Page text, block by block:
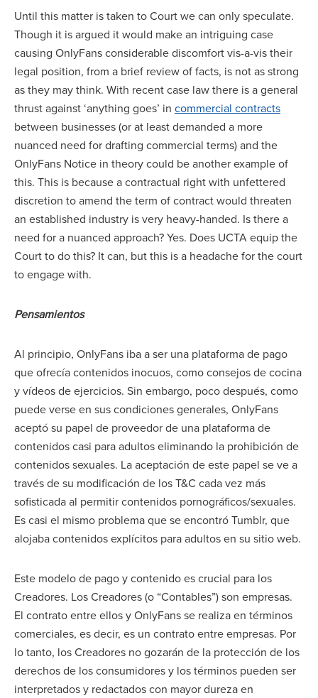
Until this matter is taken to Court we can only speculate.
Though it is argued it would make an intriguing case
causing OnlyFans considerable discomfort vis-a-vis their
legal position, from a brief review of facts, is not as strong
as they may think. With recent case law there is a general
thrust against ‘anything goes’ in commercial contracts
between businesses (or at least demanded a more
nuanced need for drafting commercial terms) and the
OnlyFans Notice in theory could be another example of
this. This is because a contractual right with unfettered
discretion to amend the term of contract would threaten
an established industry is very heavy-handed. Is there a
need for a nuanced approach? Yes. Does UCTA equip the
Court to do this? It can, but this is a headache for the court
to engage with.
Pensamientos
Al principio, OnlyFans iba a ser una plataforma de pago
que ofrecía contenidos inocuos, como consejos de cocina
y vídeos de ejercicios. Sin embargo, poco después, como
puede verse en sus condiciones generales, OnlyFans
aceptó su papel de proveedor de una plataforma de
contenidos casi para adultos eliminando la prohibición de
contenidos sexuales. La aceptación de este papel se ve a
través de su modificación de los T&C cada vez más
sofisticada al permitir contenidos pornográficos/sexuales.
Es casi el mismo problema que se encontró Tumblr, que
alojaba contenidos explícitos para adultos en su sitio web.
Este modelo de pago y contenido es crucial para los
Creadores. Los Creadores (o “Contables”) son empresas.
El contrato entre ellos y OnlyFans se realiza en términos
comerciales, es decir, es un contrato entre empresas. Por
lo tanto, los Creadores no gozarán de la protección de los
derechos de los consumidores y los términos pueden ser
interpretados y redactados con mayor dureza en